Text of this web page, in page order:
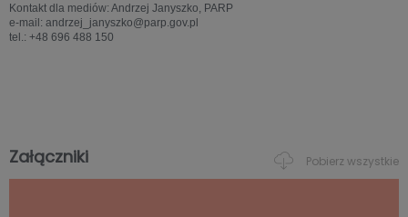
Kontakt dla mediów: Andrzej Janyszko, PARP
e-mail: andrzej_janyszko@parp.gov.pl
tel.: +48 696 488 150
Załączniki Pobierz wszystkie